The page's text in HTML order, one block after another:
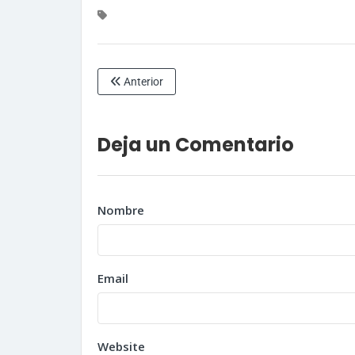
Anterior
Deja un Comentario
Nombre
Email
Website